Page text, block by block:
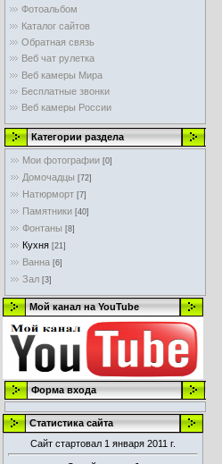
Фотоальбом
Каталог сайтов
Обратная связь
Веб чат рулетка
Веб камеры Мира
Бесплатные звонки
Веб камеры России
Категории раздела
Мои фотографии [0]
Домочадцы [72]
Натюрморт [7]
Памятники [40]
Фонтаны [8]
Кухня [21]
Ванна [6]
Зал [3]
Мой канал на YouTube
Форма входа
Статистика сайта
Сайт стартовал 1 января 2011 г.